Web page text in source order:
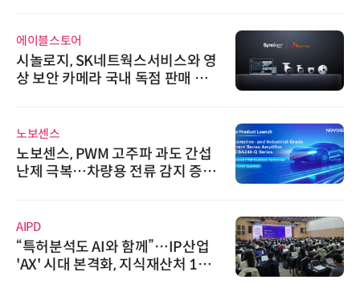
에이블스토어
시놀로지, SK네트웍스서비스와 영
상 보안 카메라 국내 독점 판매 파
노보센스
노보센스, PWM 고주파 과도 간섭
난제 극복…차량용 전류 감지 증폭
AIPD
“특허분석도 AI와 함께”…IP산업
'AX' 시대 본격화, 지식재산처 1호